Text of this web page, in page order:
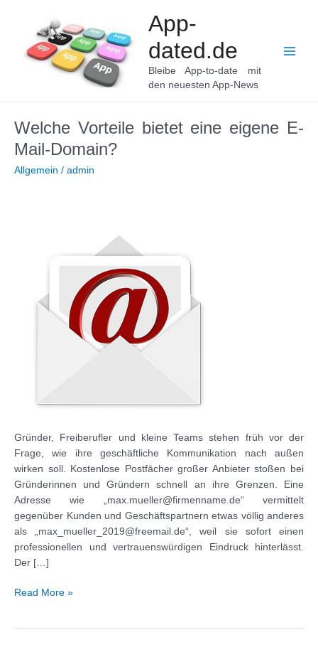
springen
App-
dated.de
Bleibe App-to-date mit
den neuesten App-News
Welche Vorteile bietet eine eigene E-
Mail-Domain?
Allgemein / admin
Gründer, Freiberufler und kleine Teams stehen früh vor der
Frage, wie ihre geschäftliche Kommunikation nach außen
wirken soll. Kostenlose Postfächer großer Anbieter stoßen bei
Gründerinnen und Gründern schnell an ihre Grenzen. Eine
Adresse wie „max.mueller@firmenname.de“ vermittelt
gegenüber Kunden und Geschäftspartnern etwas völlig anderes
als „max_mueller_2019@freemail.de“, weil sie sofort einen
professionellen und vertrauenswürdigen Eindruck hinterlässt.
Der […]
Welche
Read More »